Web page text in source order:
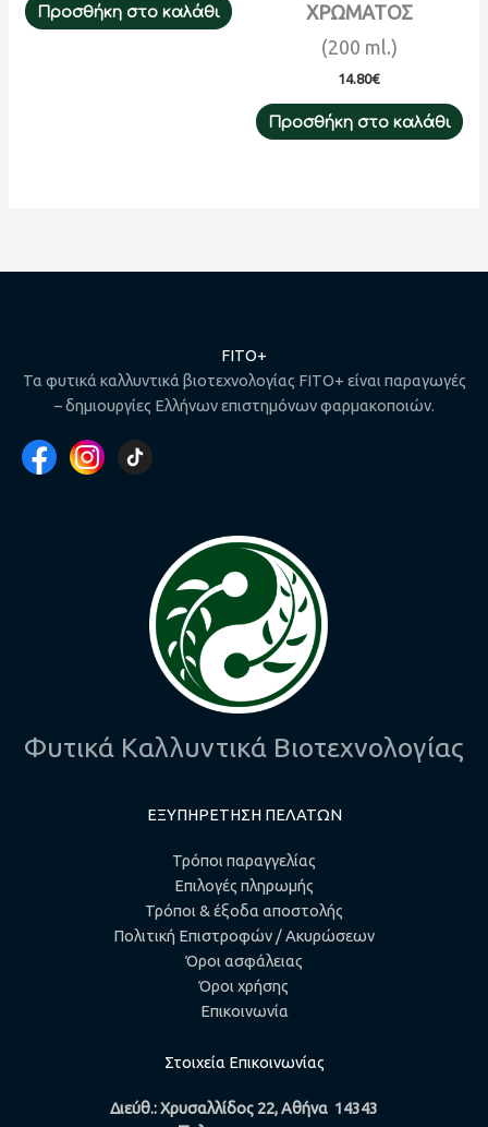
Προσθήκη στο καλάθι
ΧΡΩΜΑΤΟΣ
(200 ml.)
14.80€
Προσθήκη στο καλάθι
FITO+
Τα φυτικά καλλυντικά βιοτεχνολογίας FITO+ είναι παραγωγές
– δημιουργίες Ελλήνων επιστημόνων φαρμακοποιών.
Φυτικά Καλλυντικά Βιοτεχνολογίας
ΕΞΥΠΗΡΕΤΗΣΗ ΠΕΛΑΤΩΝ
Τρόποι παραγγελίας
Επιλογές πληρωμής
Τρόποι & έξοδα αποστολής
Πολιτική Επιστροφών / Ακυρώσεων
Όροι ασφάλειας
Όροι χρήσης
Επικοινωνία
Στοιχεία Επικοινωνίας
Διεύθ.: Χρυσαλλίδος 22, Αθήνα 14343